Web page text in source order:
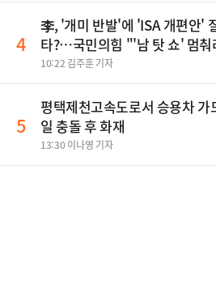
4
李, '개미 반발'에 'ISA 개편안'
타?…국민의힘 "'남 탓 쇼' 멈
10:22 김주훈 기자
5
평택제천고속도로서 승용차 가
일 충돌 후 화재
13:30 이나영 기자